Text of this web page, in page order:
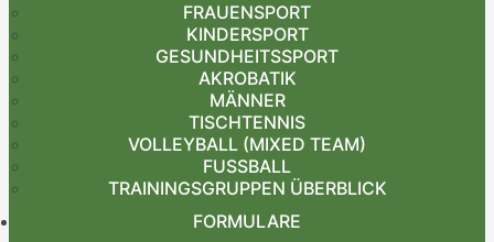
FRAUENSPORT
KINDERSPORT
GESUNDHEITSSPORT
AKROBATIK
MÄNNER
TISCHTENNIS
VOLLEYBALL (MIXED TEAM)
FUSSBALL
TRAININGSGRUPPEN ÜBERBLICK
FORMULARE